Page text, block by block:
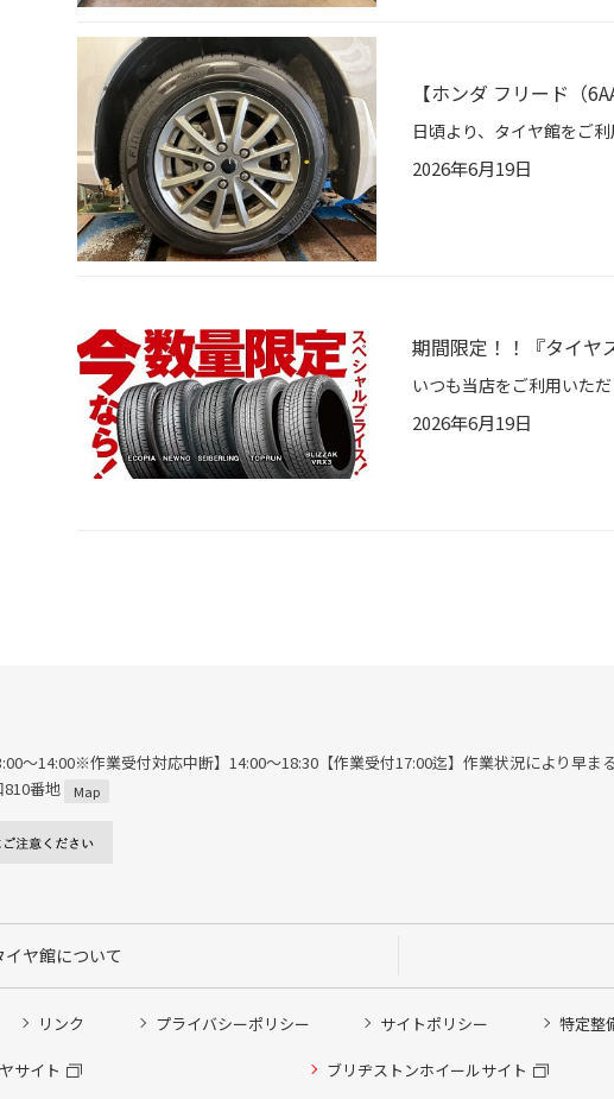
【ホンダ フリード（
2026年6月19日
期間限定！！『タイヤ
2026年6月19日
～14:00※作業受付対応中断】14:00～18:30【作業受付17:00迄】作業状況により早ま
番地
Map
イヤ館について
リンク プライバシーポリシー サイトポリシー 特定整
サイト ブリヂストンホイールサイト
イル交換/その他ピット作業の予約
イヤ履き替えを希望のクローク契約会員の方はこちらを選択ください